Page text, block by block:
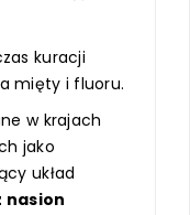
kuracji
mięty i fluoru.
w krajach
jako
układ
nasion